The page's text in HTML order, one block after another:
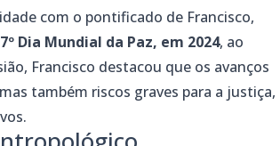
com o pontificado de Francisco,
Dia Mundial da Paz, em 2024, ao
Francisco destacou que os avanços
também riscos graves para a justiça,